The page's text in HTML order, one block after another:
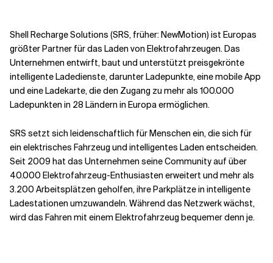
Shell Recharge Solutions (SRS, früher: NewMotion) ist Europas
größter Partner für das Laden von Elektrofahrzeugen. Das
Unternehmen entwirft, baut und unterstützt preisgekrönte
intelligente Ladedienste, darunter Ladepunkte, eine mobile App
und eine Ladekarte, die den Zugang zu mehr als 100.000
Ladepunkten in 28 Ländern in Europa ermöglichen.
SRS setzt sich leidenschaftlich für Menschen ein, die sich für
ein elektrisches Fahrzeug und intelligentes Laden entscheiden.
Seit 2009 hat das Unternehmen seine Community auf über
40.000 Elektrofahrzeug-Enthusiasten erweitert und mehr als
3.200 Arbeitsplätzen geholfen, ihre Parkplätze in intelligente
Ladestationen umzuwandeln. Während das Netzwerk wächst,
wird das Fahren mit einem Elektrofahrzeug bequemer denn je.